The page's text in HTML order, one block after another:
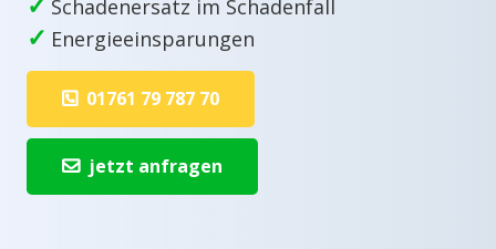
Schadenersatz im Schadenfall
✓ Energieeinsparungen
01761 79 787 70
jetzt anfragen